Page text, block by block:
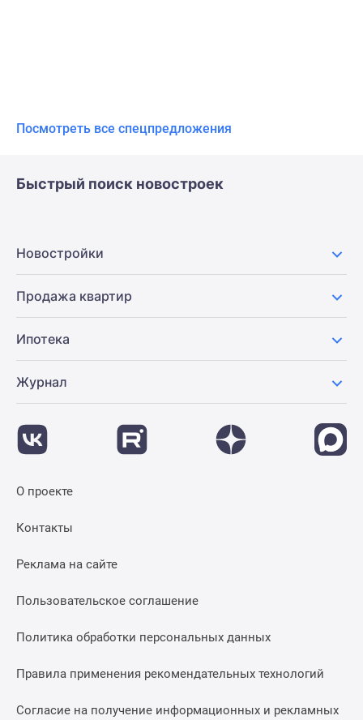
Посмотреть все спецпредложения
Быстрый поиск новостроек
Новостройки
Продажа квартир
Ипотека
Журнал
О проекте
Контакты
Реклама на сайте
Пользовательское соглашение
Политика обработки персональных данных
Правила применения рекомендательных технологий
Согласие на получение информационных и рекламных